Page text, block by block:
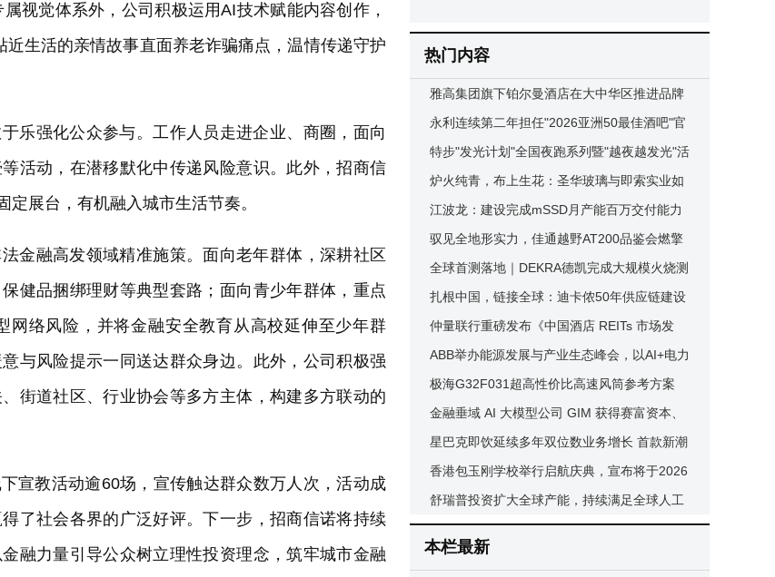
视觉体系外，公司积极运用AI技术赋能内容创作，
生活的亲情故事直面养老诈骗痛点，温情传递守护
乐强化公众参与。工作人员走进企业、商圈，面向
活动，在潜移默化中传递风险意识。此外，招商信
展台，有机融入城市生活节奏。
金融高发领域精准施策。面向老年群体，深耕社区
健品捆绑理财等典型套路；面向青少年群体，重点
络风险，并将金融安全教育从高校延伸至少年群
与风险提示一同送达群众身边。此外，公司积极强
街道社区、行业协会等多方主体，构建多方联动的
宣教活动逾60场，宣传触达群众数万人次，活动成
了社会各界的广泛好评。下一步，招商信诺将持续
融力量引导公众树立理性投资理念，筑牢城市金融
热门内容
雅高集团旗下铂尔曼酒店在大中华区推进品牌
焕新，"相逢皆旅程"开启在华新篇
永利连续第二年担任"2026亚洲50最佳酒吧"官
方主办目的地合作伙伴
特步"发光计划"全国夜跑系列暨"越夜越发光"活
动首站落地北京奥森
炉火纯青，布上生花：圣华玻璃与即索实业如
何成为欧莱雅"减碳先锋"
江波龙：建设完成mSSD月产能百万交付能力
mSSD高速存储介质赋能端侧AI规模应用
驭见全地形实力，佳通越野AT200品鉴会燃擎
赤峰
全球首测落地｜DEKRA德凯完成大规模火烧测
试 华为SmartLi 5.0顺利通过
扎根中国，链接全球：迪卡侬50年供应链建设
的长期主义实践
仲量联行重磅发布《中国酒店 REITs 市场发
展：机遇、挑战与实践路径》白皮书
ABB举办能源发展与产业生态峰会，以AI+电力
创新共探新型能源体系建设路径
极海G32F031超高性价比高速风筒参考方案
金融垂域 AI 大模型公司 GIM 获得赛富资本、
Monolith 超亿元天使轮融资
星巴克即饮延续多年双位数业务增长 首款新潮
袋装咖啡全新上市
香港包玉刚学校举行启航庆典，宣布将于2026
年8月正式开学
舒瑞普投资扩大全球产能，持续满足全球人工
智能数据中心增长需求
本栏最新